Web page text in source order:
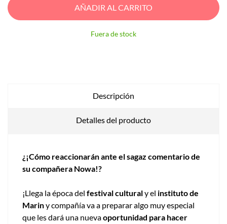
AÑADIR AL CARRITO
Fuera de stock
Descripción
Detalles del producto
¿¡Cómo reaccionarán ante el sagaz comentario de
su compañera Nowa!?
¡Llega la época del festival culturaly el instituto de
Mariny compañía va a preparar algo muy especial
que les dará una nuevaoportunidad para hacer